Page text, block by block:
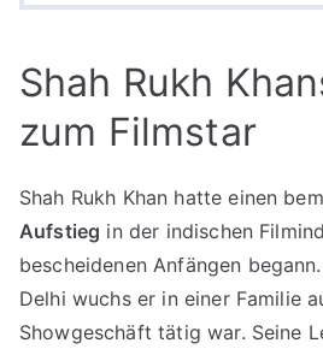
Shah Rukh
zum Filmstar
Shah Rukh Khan hatte einen
Aufstieg in der indischen
bescheidenen Anfängen
Delhi wuchs er in einer Familie
Showgeschäft tätig war. Seine